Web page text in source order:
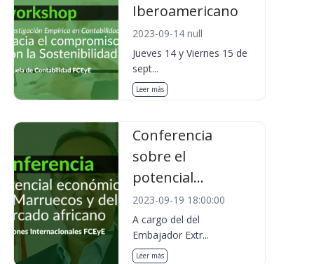
Iberoamericano
2023-09-14 null
Jueves 14 y Viernes 15 de
sept...
Leer más
Conferencia
sobre el
potencial...
2023-09-19 18:00:00
A cargo del del
Embajador Extr...
Leer más